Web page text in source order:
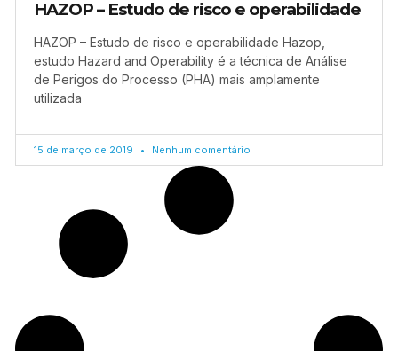
HAZOP – Estudo de risco e operabilidade
HAZOP – Estudo de risco e operabilidade Hazop,
estudo Hazard and Operability é a técnica de Análise
de Perigos do Processo (PHA) mais amplamente
utilizada
15 de março de 2019 Nenhum comentário